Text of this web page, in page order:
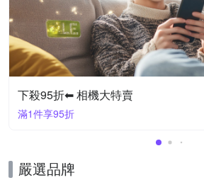
下殺95折⬅︎ 相機大特賣
滿1件享95折
嚴選品牌